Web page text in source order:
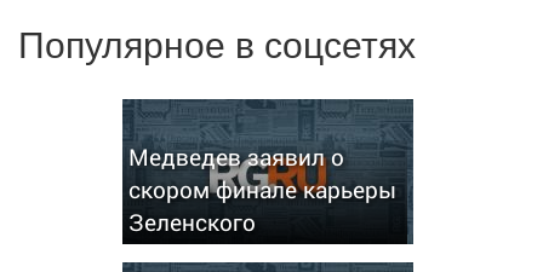
Популярное в соцсетях
Медведев заявил о
скором финале карьеры
Зеленского